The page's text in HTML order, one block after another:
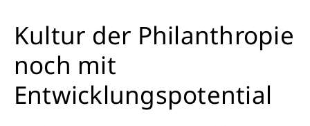
Kultur der Philanthropie
noch mit
Entwicklungspotential
Krankheit, mehr Kindheit, bessere Zukunft.
Jetzt Leben retten